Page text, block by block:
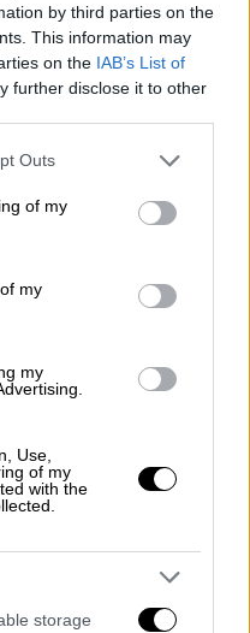
by third parties on the
This information may
on the IAB’s List of
further disclose it to other
one or more Google
You may click to
its third-party tags to
in below Google
Outs
of my
my
my
Use,
of my
with the
storage
Λευκό Πύργο, ο
χαλί των
φωτογραφίες
φωτογραφίες
που μας